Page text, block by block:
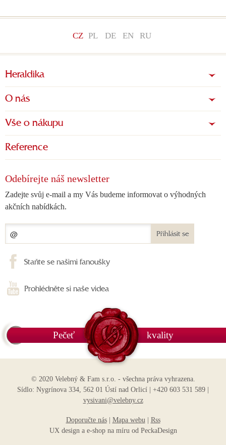
CZ PL DE EN RU
Heraldika
O nás
Vše o nákupu
Reference
Odebírejte náš newsletter
Zadejte svůj e-mail a my Vás budeme informovat o výhodných
akčních nabídkách.
Přihlásit se
Staňte se našimi fanoušky
Prohlédněte si naše videa
Pečeť kvality
© 2020 Velebný & Fam s.r.o. - všechna práva vyhrazena.
Sídlo: Nygrínova 334, 562 01 Ústí nad Orlicí | +420 603 531 589 |
vysivani@velebny.cz
Doporučte nás| Mapa webu
Rss
UX design a e-shop na míru od PeckaDesign